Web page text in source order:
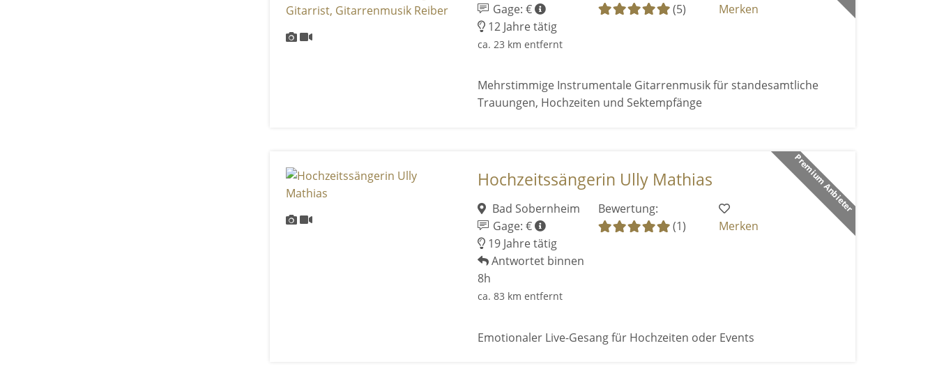
Gage: €
12 Jahre tätig
ca. 23 km entfernt
(5)
Merken
Mehrstimmige Instrumentale Gitarrenmusik für standesamtliche
Trauungen, Hochzeiten und Sektempfänge
Premium Anbieter
Hochzeitssängerin Ully Mathias
Bad Sobernheim
Gage: €
19 Jahre tätig
Antwortet binnen
8h
ca. 83 km entfernt
Bewertung:
(1)
Merken
Emotionaler Live-Gesang für Hochzeiten oder Events